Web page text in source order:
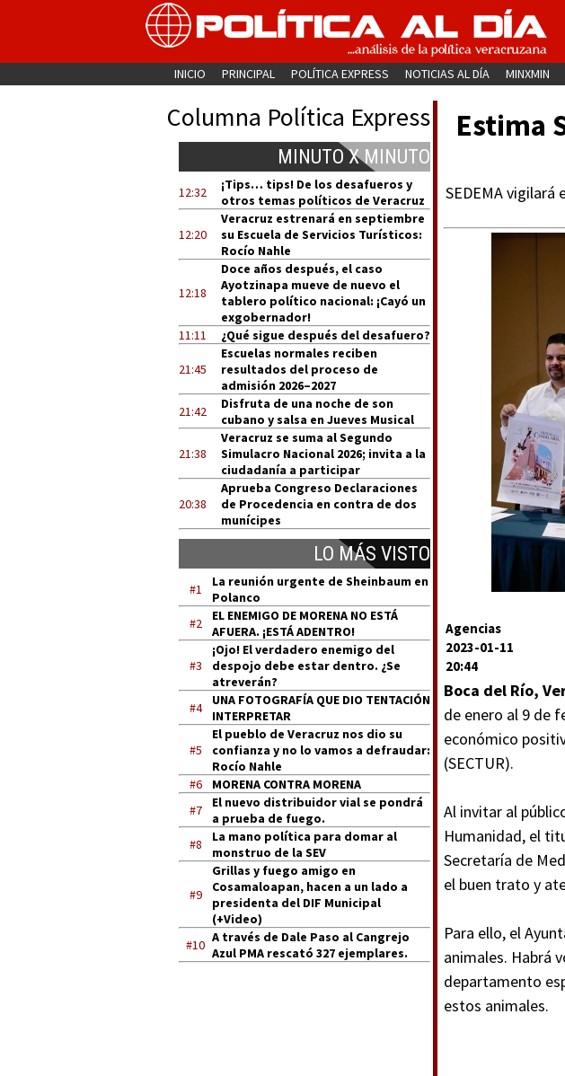
INICIO PRINCIPAL POLÍTICA EXPRESS NOTICIAS AL DÍA MINXMIN
Columna Política Express
MINUTO X MINUTO
12:32
¡Tips… tips! De los desafueros y
otros temas políticos de Veracruz
12:20
Veracruz estrenará en septiembre
su Escuela de Servicios Turísticos:
Rocío Nahle
12:18
Doce años después, el caso
Ayotzinapa mueve de nuevo el
tablero político nacional: ¡Cayó un
exgobernador!
11:11
¿Qué sigue después del desafuero?
21:45
Escuelas normales reciben
resultados del proceso de
admisión 2026–2027
21:42
Disfruta de una noche de son
cubano y salsa en Jueves Musical
21:38
Veracruz se suma al Segundo
Simulacro Nacional 2026; invita a la
ciudadanía a participar
20:38
Aprueba Congreso Declaraciones
de Procedencia en contra de dos
munícipes
LO MÁS VISTO
#1
La reunión urgente de Sheinbaum en
Polanco
#2
EL ENEMIGO DE MORENA NO ESTÁ
AFUERA. ¡ESTÁ ADENTRO!
#3
¡Ojo! El verdadero enemigo del
despojo debe estar dentro. ¿Se
atreverán?
#4
UNA FOTOGRAFÍA QUE DIO TENTACIÓN
INTERPRETAR
#5
El pueblo de Veracruz nos dio su
confianza y no lo vamos a defraudar:
Rocío Nahle
#6
MORENA CONTRA MORENA
#7
El nuevo distribuidor vial se pondrá
a prueba de fuego.
#8
La mano política para domar al
monstruo de la SEV
#9
Grillas y fuego amigo en
Cosamaloapan, hacen a un lado a
presidenta del DIF Municipal
(+Video)
#10 A través de Dale Paso al Cangrejo
Azul PMA rescató 327 ejemplares.
Estima
SEDEMA
Agencias
2023-01-11
20:44
Boca del Río,
de enero al 9 de
económico
(SECTUR).
Al invitar al
Humanidad, el
Secretaría de
el buen trato y
Para ello, el
animales. Habrá
departamento
estos animales.